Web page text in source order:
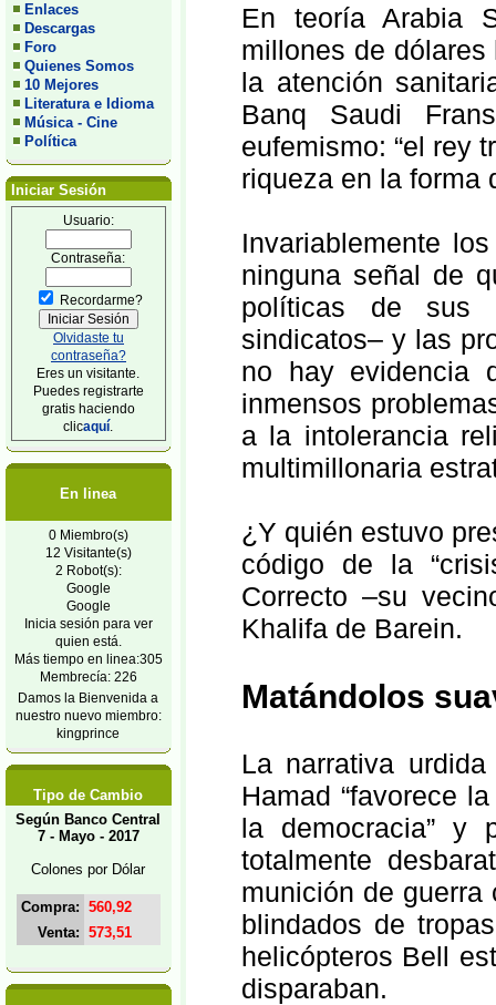
Enlaces
Descargas
Foro
Quienes Somos
10 Mejores
Literatura e Idioma
Música - Cine
Política
Iniciar Sesión
Usuario:
Contraseña:
Recordarme?
Olvidaste tu
contraseña?
Eres un visitante.
Puedes registrarte
gratis haciendo
clicaquí
En linea
0 Miembro(s)
12 Visitante(s)
2 Robot(s):
Google
Google
Inicia sesión para ver
quien está.
Más tiempo en linea:305
Membrecía: 226
Damos la Bienvenida a
nuestro nuevo miembro:
kingprince
Tipo de Cambio
Según Banco Central
7 - Mayo - 2017
Colones por Dólar
Compra: 560,92
Venta: 573,51
En teoría Arabia
millones de
la atención
Banq Saudi
eufemismo: “el rey
riqueza en la forma
Invariablemente
ninguna señal de
políticas de sus
sindicatos– y las
no hay evidencia
inmensos
a la intolerancia
multimillonaria
¿Y quién estuvo
código de la
Correcto –su
Khalifa de Barein.
Matándolos
La narrativa
Hamad “favorece
la democracia” y
totalmente
munición de guerra
blindados de
helicópteros Bell
disparaban.